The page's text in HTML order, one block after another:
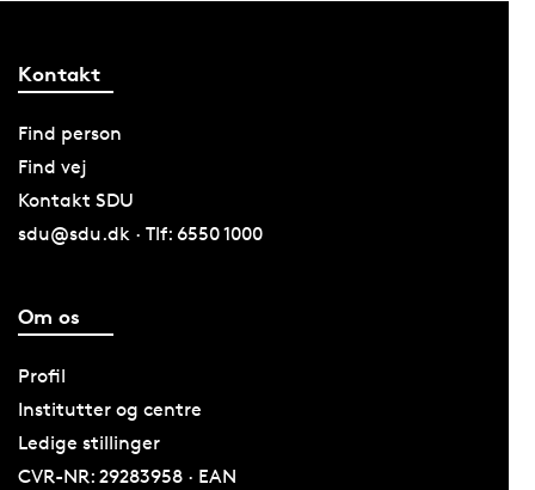
Kontakt
Find person
Find vej
Kontakt SDU
sdu@sdu.dk · Tlf: 6550 1000
Om os
Profil
Institutter og centre
Ledige stillinger
CVR-NR: 29283958 · EAN